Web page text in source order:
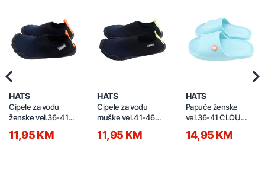
HATS
Cipele za vodu
ženske vel.36-41
tamno plave
11,95 KM
HATS
Cipele za vodu
muške vel.41-46
tamno plave
11,95 KM
HATS
Papuče ženske
vel.36-41 CLOU
14,95 KM